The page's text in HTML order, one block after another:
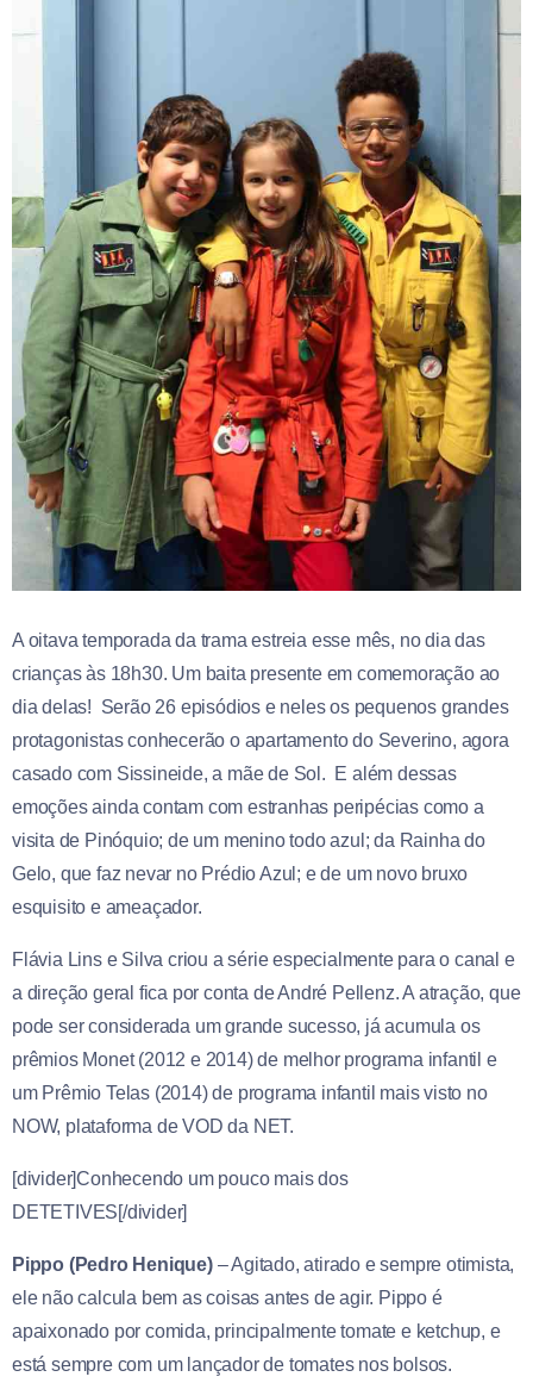
A oitava temporada da trama estreia esse mês, no dia das
crianças às 18h30. Um baita presente em comemoração ao
dia delas! Serão 26 episódios e neles os pequenos grandes
protagonistas conhecerão o apartamento do Severino, agora
casado com Sissineide, a mãe de Sol. E além dessas
emoções ainda contam com estranhas peripécias como a
visita de Pinóquio; de um menino todo azul; da Rainha do
Gelo, que faz nevar no Prédio Azul; e de um novo bruxo
esquisito e ameaçador.
Flávia Lins e Silva criou a série especialmente para o canal e
a direção geral fica por conta de André Pellenz. A atração, que
pode ser considerada um grande sucesso, já acumula os
prêmios Monet (2012 e 2014) de melhor programa infantil e
um Prêmio Telas (2014) de programa infantil mais visto no
NOW, plataforma de VOD da NET.
[divider]Conhecendo um pouco mais dos
DETETIVES[/divider]
Pippo (Pedro Henique)– Agitado, atirado e sempre otimista,
ele não calcula bem as coisas antes de agir. Pippo é
apaixonado por comida, principalmente tomate e ketchup, e
está sempre com um lançador de tomates nos bolsos.